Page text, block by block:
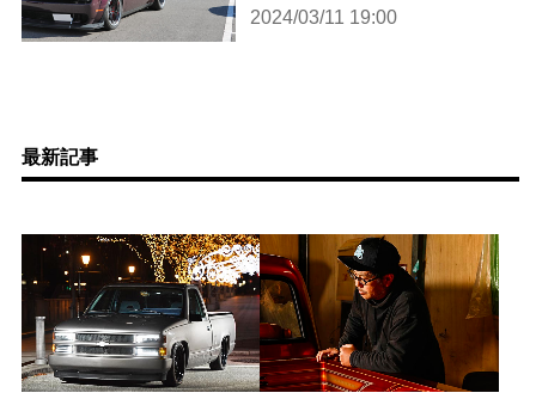
2024/03/11 19:00
最新記事